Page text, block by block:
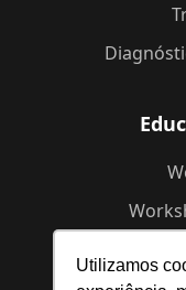
Utilizamos